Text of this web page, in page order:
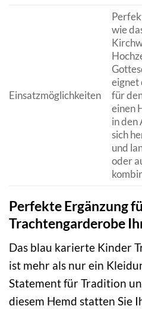
Einsatzmöglichkeiten
wie
eignet
für
einen
in den
sich
und
oder
Perfekte Ergänzung
Trachtengarderobe
Das blau karierte Kinder
ist mehr als nur ein
Statement für Tradition
diesem Hemd statten Sie